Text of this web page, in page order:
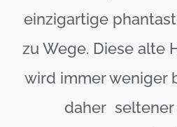
einzigartige
zu Wege. Diese alte
wird immer weniger
daher